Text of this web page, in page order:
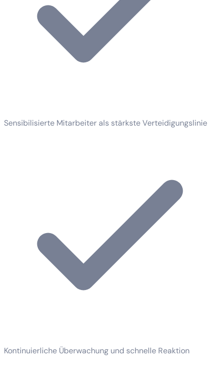
Sensibilisierte Mitarbeiter als stärkste Verteidigungslinie
Kontinuierliche Überwachung und schnelle Reaktion